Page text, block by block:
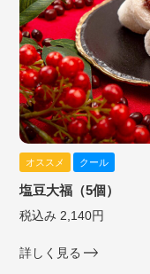
オススメ クール
塩豆大福（5個）
税込み 2,140円
詳しく見る